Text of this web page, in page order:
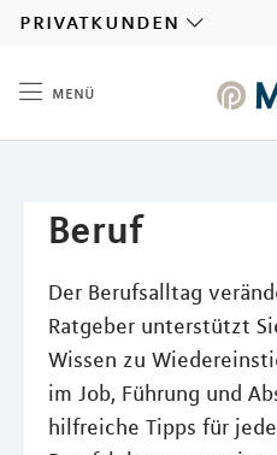
privatkunden
menü
Beruf
Der Berufsalltag
Ratgeber unterstützt
Wissen zu
im Job, Führung und
hilfreiche Tipps für